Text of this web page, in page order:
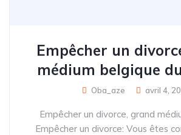
Empêcher un
médium belgique
Oba_aze avril 4,
Empêcher un divorce, grand
Empêcher un divorce: Vous êtes